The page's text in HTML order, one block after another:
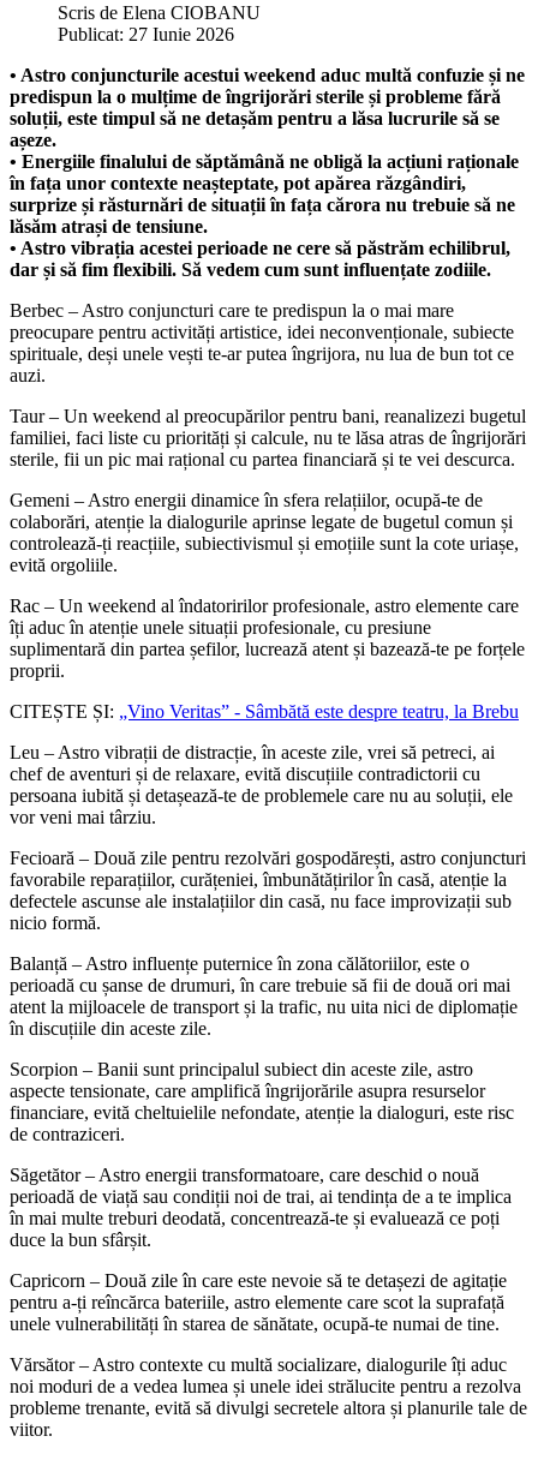
Scris de Elena CIOBANU
Publicat: 27 Iunie 2026
• Astro conjuncturile acestui weekend aduc multă confuzie și ne
predispun la o mulțime de îngrijorări sterile și probleme fără
soluții, este timpul să ne detașăm pentru a lăsa lucrurile să se
așeze.
• Energiile finalului de săptămână ne obligă la acțiuni raționale
în fața unor contexte neașteptate, pot apărea răzgândiri,
surprize și răsturnări de situații în fața cărora nu trebuie să ne
lăsăm atrași de tensiune.
• Astro vibrația acestei perioade ne cere să păstrăm echilibrul,
dar și să fim flexibili. Să vedem cum sunt influențate zodiile.
Berbec – Astro conjuncturi care te predispun la o mai mare
preocupare pentru activități artistice, idei neconvenționale, subiecte
spirituale, deși unele vești te-ar putea îngrijora, nu lua de bun tot ce
auzi.
Taur – Un weekend al preocupărilor pentru bani, reanalizezi bugetul
familiei, faci liste cu priorități și calcule, nu te lăsa atras de îngrijorări
sterile, fii un pic mai rațional cu partea financiară și te vei descurca.
Gemeni – Astro energii dinamice în sfera relațiilor, ocupă-te de
colaborări, atenție la dialogurile aprinse legate de bugetul comun și
controlează-ți reacțiile, subiectivismul și emoțiile sunt la cote uriașe,
evită orgoliile.
Rac – Un weekend al îndatoririlor profesionale, astro elemente care
îți aduc în atenție unele situații profesionale, cu presiune
suplimentară din partea șefilor, lucrează atent și bazează-te pe forțele
proprii.
CITEȘTE ȘI: „Vino Veritas” - Sâmbătă este despre teatru, la Brebu
Leu – Astro vibrații de distracție, în aceste zile, vrei să petreci, ai
chef de aventuri și de relaxare, evită discuțiile contradictorii cu
persoana iubită și detașează-te de problemele care nu au soluții, ele
vor veni mai târziu.
Fecioară – Două zile pentru rezolvări gospodărești, astro conjuncturi
favorabile reparațiilor, curățeniei, îmbunătățirilor în casă, atenție la
defectele ascunse ale instalațiilor din casă, nu face improvizații sub
nicio formă.
Balanță – Astro influențe puternice în zona călătoriilor, este o
perioadă cu șanse de drumuri, în care trebuie să fii de două ori mai
atent la mijloacele de transport și la trafic, nu uita nici de diplomație
în discuțiile din aceste zile.
Scorpion – Banii sunt principalul subiect din aceste zile, astro
aspecte tensionate, care amplifică îngrijorările asupra resurselor
financiare, evită cheltuielile nefondate, atenție la dialoguri, este risc
de contraziceri.
Săgetător – Astro energii transformatoare, care deschid o nouă
perioadă de viață sau condiții noi de trai, ai tendința de a te implica
în mai multe treburi deodată, concentrează-te și evaluează ce poți
duce la bun sfârșit.
Capricorn – Două zile în care este nevoie să te detașezi de agitație
pentru a-ți reîncărca bateriile, astro elemente care scot la suprafață
unele vulnerabilități în starea de sănătate, ocupă-te numai de tine.
Vărsător – Astro contexte cu multă socializare, dialogurile îți aduc
noi moduri de a vedea lumea și unele idei strălucite pentru a rezolva
probleme trenante, evită să divulgi secretele altora și planurile tale de
viitor.